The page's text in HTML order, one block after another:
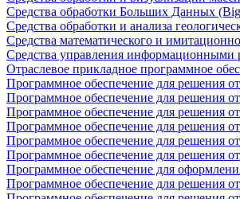
Средства обработки Больших Данных
Средства обработки и анализа
Средства математического и
Средства управления
Отраслевое прикладное программное
Программное обеспечение для решения
Программное обеспечение для решения
Программное обеспечение для решения
Программное обеспечение для решения
Программное обеспечение для решения
Программное обеспечение для решения
Программное обеспечение для
Программное обеспечение для решения